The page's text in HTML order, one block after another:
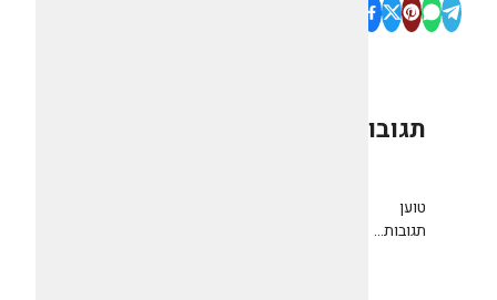
תגובות
טוען
תגובות...